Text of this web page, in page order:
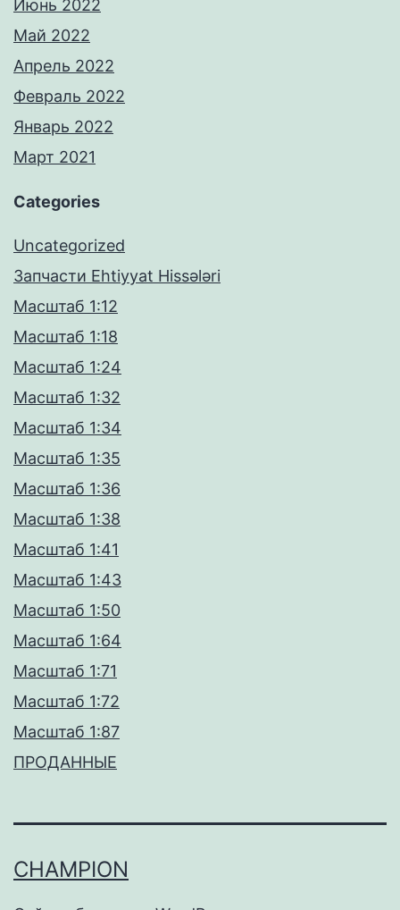
Июнь 2022
Май 2022
Апрель 2022
Февраль 2022
Январь 2022
Март 2021
Categories
Uncategorized
Запчасти Ehtiyyat Hissələri
Масштаб 1:12
Масштаб 1:18
Масштаб 1:24
Масштаб 1:32
Масштаб 1:34
Масштаб 1:35
Масштаб 1:36
Масштаб 1:38
Масштаб 1:41
Масштаб 1:43
Масштаб 1:50
Масштаб 1:64
Масштаб 1:71
Масштаб 1:72
Масштаб 1:87
ПРОДАННЫЕ
CHAMPION